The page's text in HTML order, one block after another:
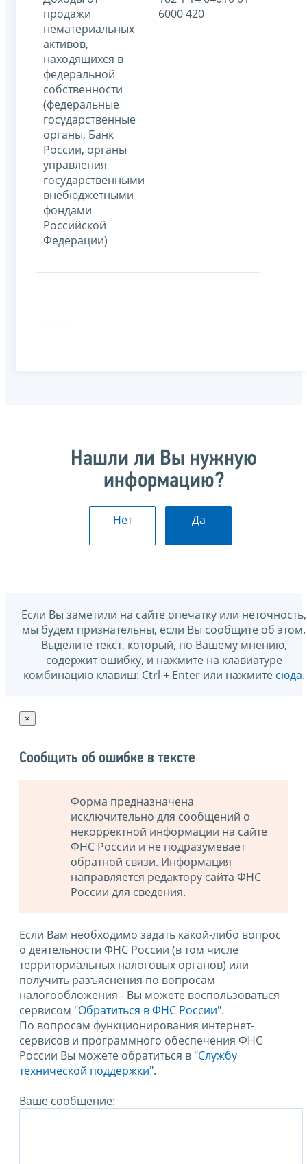
продажи
нематериальных
активов,
находящихся в
федеральной
собственности
(федеральные
государственные
органы, Банк
России, органы
управления
государственными
внебюджетными
фондами
Российской
Федерации)
6000 420
Нашли ли Вы нужную
информацию?
Нет Да
Если Вы заметили на сайте опечатку или неточность,
мы будем признательны, если Вы сообщите об этом.
Выделите текст, который, по Вашему мнению,
содержит ошибку, и нажмите на клавиатуре
комбинацию клавиш: Ctrl + Enter или нажмите сюда.
×
Сообщить об ошибке в тексте
Форма предназначена
исключительно для сообщений о
некорректной информации на сайте
ФНС России и не подразумевает
обратной связи. Информация
направляется редактору сайта ФНС
России для сведения.
Если Вам необходимо задать какой-либо вопрос
о деятельности ФНС России (в том числе
территориальных налоговых органов) или
получить разъяснения по вопросам
налогообложения - Вы можете воспользоваться
сервисом "Обратиться в ФНС России".
По вопросам функционирования интернет-
сервисов и программного обеспечения ФНС
России Вы можете обратиться в "Службу
технической поддержки".
Ваше сообщение: